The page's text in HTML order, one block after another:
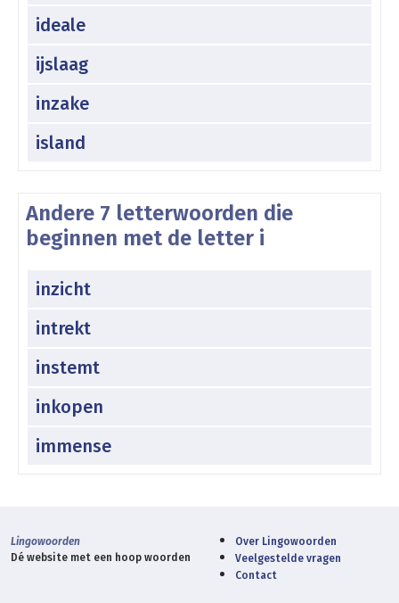
ideale
ijslaag
inzake
island
Andere 7 letterwoorden die
beginnen met de letter i
inzicht
intrekt
instemt
inkopen
immense
Lingowoorden
Dé website met een hoop woorden
Over Lingowoorden
Veelgestelde vragen
Contact